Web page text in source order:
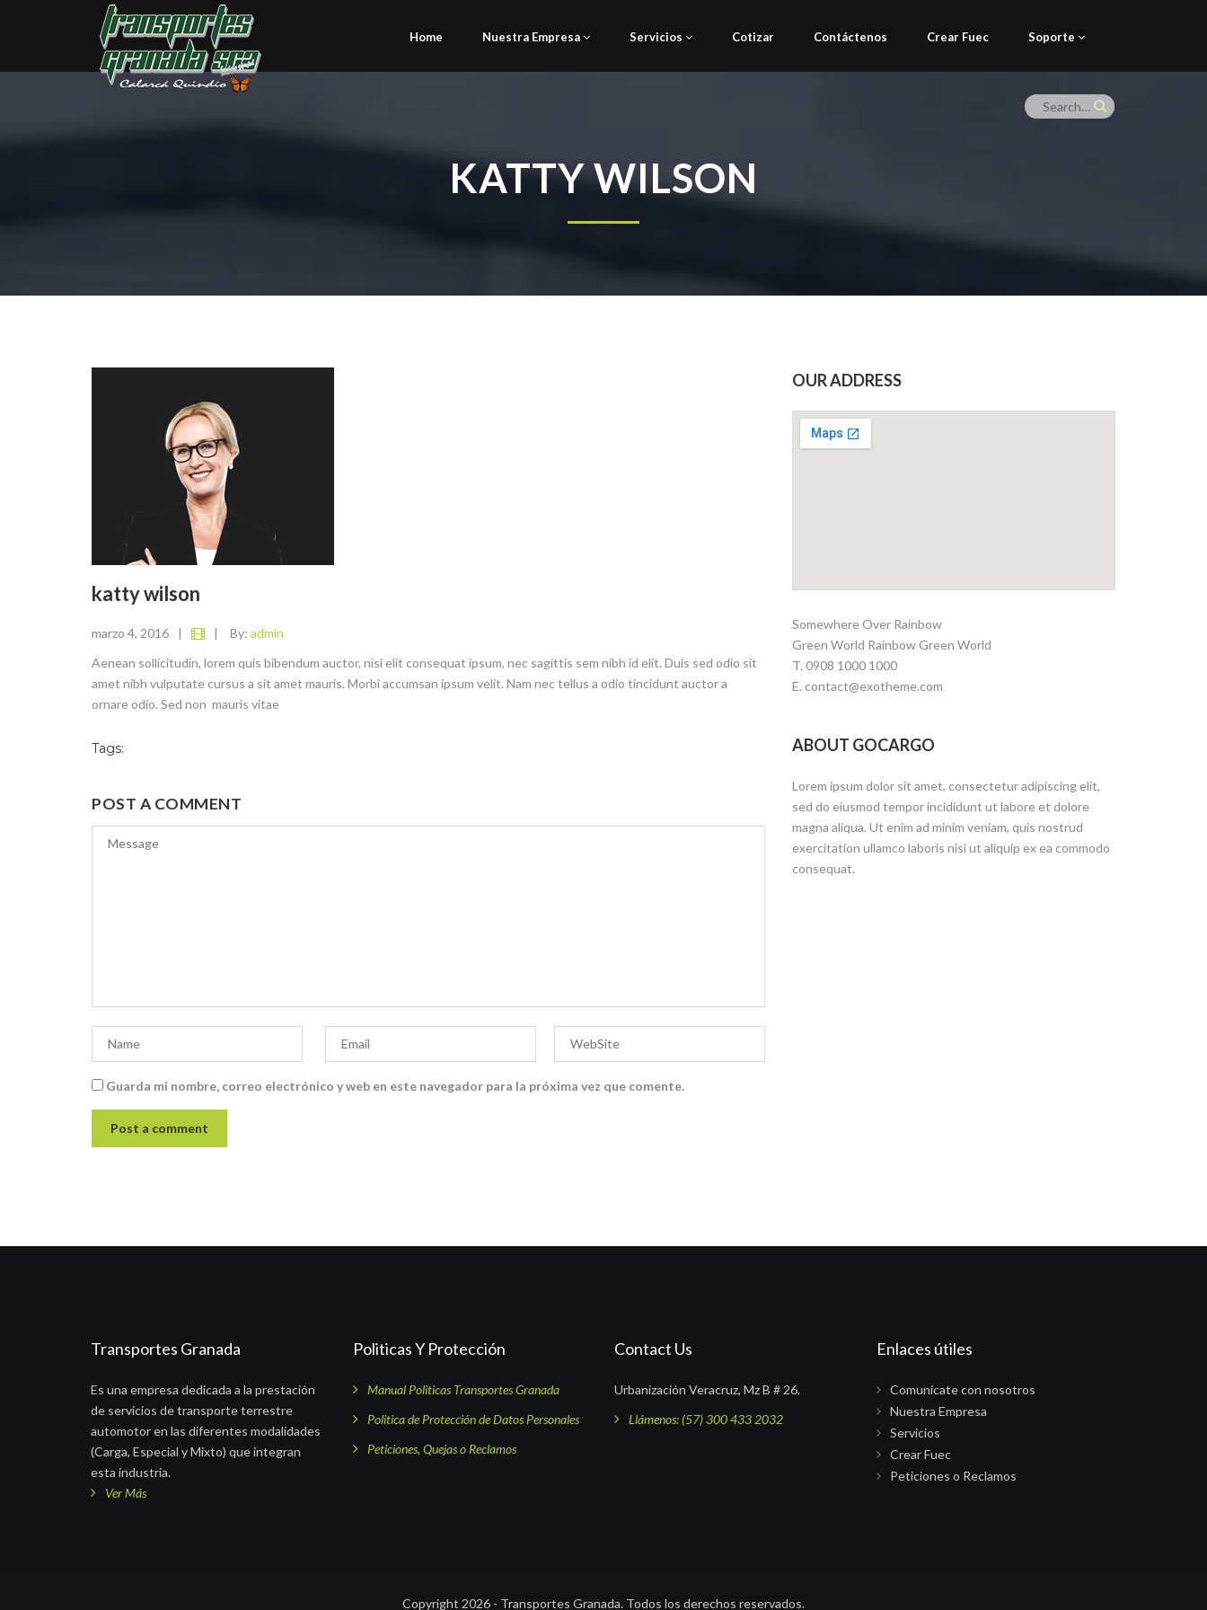
Home Nuestra Empresa Servicios Cotizar Contáctenos Crear Fuec Soporte
KATTY WILSON
katty wilson
marzo 4, 2016 | | By: admin
Aenean sollicitudin, lorem quis bibendum auctor, nisi elit consequat ipsum, nec sagittis sem nibh id elit. Duis sed odio sit
amet nibh vulputate cursus a sit amet mauris. Morbi accumsan ipsum velit. Nam nec tellus a odio tincidunt auctor a
ornare odio. Sed non mauris vitae
Tags:
POST A COMMENT
Guarda mi nombre, correo electrónico y web en este navegador para la próxima vez que comente.
OUR ADDRESS
Somewhere Over Rainbow
Green World Rainbow Green World
T. 0908 1000 1000
E. contact@exotheme.com
ABOUT GOCARGO
Lorem ipsum dolor sit amet, consectetur adipiscing elit,
sed do eiusmod tempor incididunt ut labore et dolore
magna aliqua. Ut enim ad minim veniam, quis nostrud
exercitation ullamco laboris nisi ut aliquip ex ea commodo
consequat.
Transportes Granada
Es una empresa dedicada a la prestación
de servicios de transporte terrestre
automotor en las diferentes modalidades
(Carga, Especial y Mixto) que integran
esta industria.
Ver Más
Politicas Y Protección
Manual Politicas Transportes Granada
Politica de Protección de Datos Personales
Peticiones, Quejas o Reclamos
Contact Us
Urbanización Veracruz, Mz B # 26.
Llámenos: (57) 300 433 2032
Enlaces útiles
Comunícate con nosotros
Nuestra Empresa
Servicios
Crear Fuec
Peticiones o Reclamos
Copyright 2026 - Transportes Granada. Todos los derechos reservados.